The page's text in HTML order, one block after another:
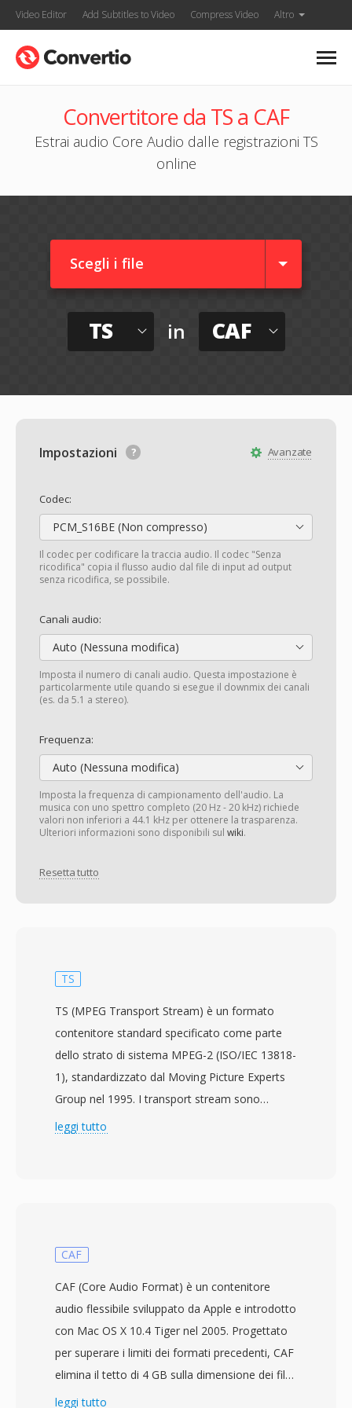
Video Editor Add Subtitles to Video Compress Video Altro
Convertitore da TS a CAF
Estrai audio Core Audio dalle registrazioni TS
online
Scegli i file
TS in CAF
Avanzate
Impostazioni
Codec:
PCM_S16BE (Non compresso)
Il codec per codificare la traccia audio. Il codec "Senza
ricodifica" copia il flusso audio dal file di input ad output
senza ricodifica, se possibile.
Canali audio:
Auto (Nessuna modifica)
Imposta il numero di canali audio. Questa impostazione è
particolarmente utile quando si esegue il downmix dei canali
(es. da 5.1 a stereo).
Frequenza:
Auto (Nessuna modifica)
Imposta la frequenza di campionamento dell'audio. La
musica con uno spettro completo (20 Hz - 20 kHz) richiede
valori non inferiori a 44.1 kHz per ottenere la trasparenza.
Ulteriori informazioni sono disponibili sul wiki.
Resetta tutto
TS
TS (MPEG Transport Stream) è un formato
contenitore standard specificato come parte
dello strato di sistema MPEG-2 (ISO/IEC 13818-
1), standardizzato dal Moving Picture Experts
Group nel 1995. I transport stream sono
progettati per ambienti di comunicazione e
dimensione fissa di 188 byte, ciascuno con
informazioni di sincronizzazione, indicazione di
errore e identificazione del flusso. Questa
struttura a pacchetti consente ai ricevitori di
risincronizzarsi rapidamente dopo interruzioni
leggi tutto
CAF
CAF (Core Audio Format) è un contenitore
audio flessibile sviluppato da Apple e introdotto
con Mac OS X 10.4 Tiger nel 2005. Progettato
per superare i limiti dei formati precedenti, CAF
elimina il tetto di 4 GB sulla dimensione dei file
che vincola WAV e AIFF, supportando
leggi tutto